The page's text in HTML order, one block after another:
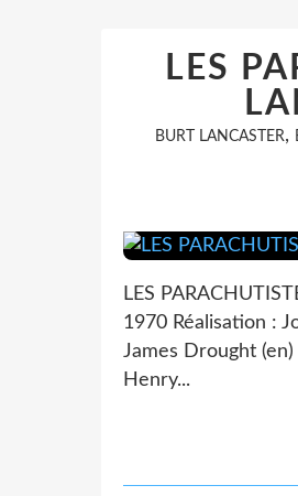
LES
BURT LANCASTER,
LES
1970 Réalisation :
James Drought
Henry...